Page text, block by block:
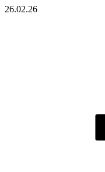
26.02.26